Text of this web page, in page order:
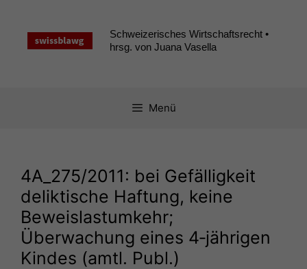
springen
Schweizerisches Wirtschaftsrecht •
hrsg. von Juana Vasella
Menü
4A_275/2011: bei Gefälligkeit
deliktische Haftung, keine
Beweislastumkehr;
Überwachung eines 4‑jährigen
Kindes (amtl. Publ.)